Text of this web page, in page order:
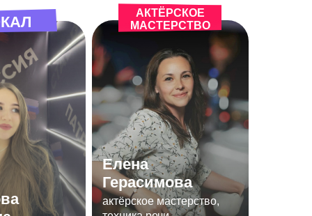
Елена
Герасимова
АКТЁРСКОЕ
МАСТЕРСТВО
актёрское мастерство,